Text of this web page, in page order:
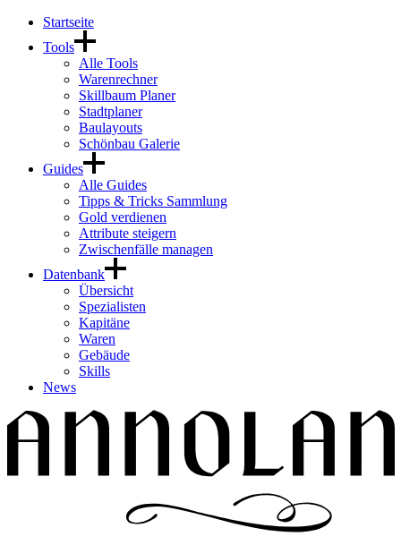
Startseite
Tools
Alle Tools
Warenrechner
Skillbaum Planer
Stadtplaner
Baulayouts
Schönbau Galerie
Guides
Alle Guides
Tipps & Tricks Sammlung
Gold verdienen
Attribute steigern
Zwischenfälle managen
Datenbank
Übersicht
Spezialisten
Kapitäne
Waren
Gebäude
Skills
News